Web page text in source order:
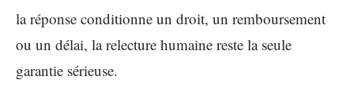
la réponse conditionne un droit, un remboursement
ou un délai, la relecture humaine reste la seule
garantie sérieuse.